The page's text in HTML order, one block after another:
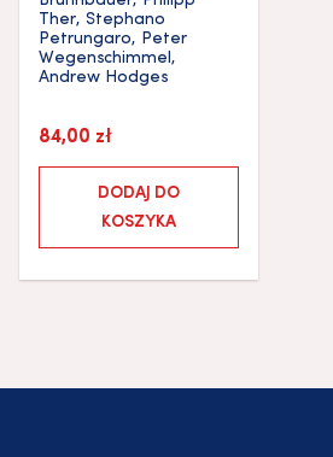
Ther, Stephano
Petrungaro, Peter
Wegenschimmel,
Andrew Hodges
84,00 zł
DODAJ DO
KOSZYKA